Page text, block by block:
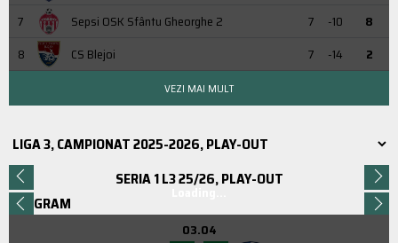
7
Sepsi OSK Sfântu Gheorghe 2 7 -10
8
8
CS Blejoi 7 -14 2
VEZI MAI MULT
SERIA 1 L3 25/26, PLAY-OUT
PROGRAM
03.04